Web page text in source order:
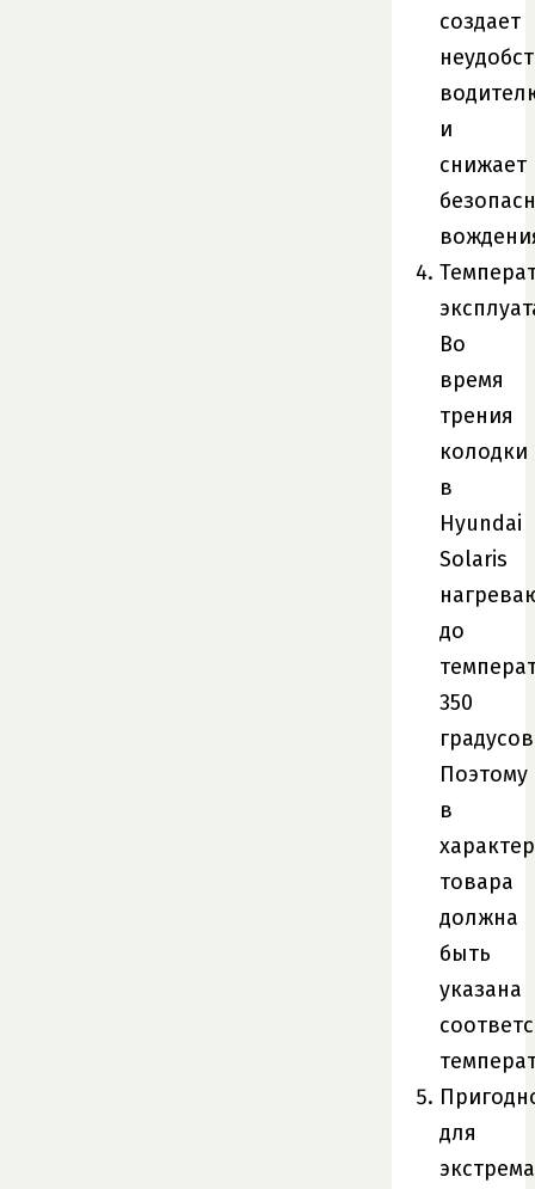
создает
и
снижает
Во
время
трения
колодки
в
Hyundai
Solaris
до
350
Поэтому
в
товара
должна
быть
указана
для